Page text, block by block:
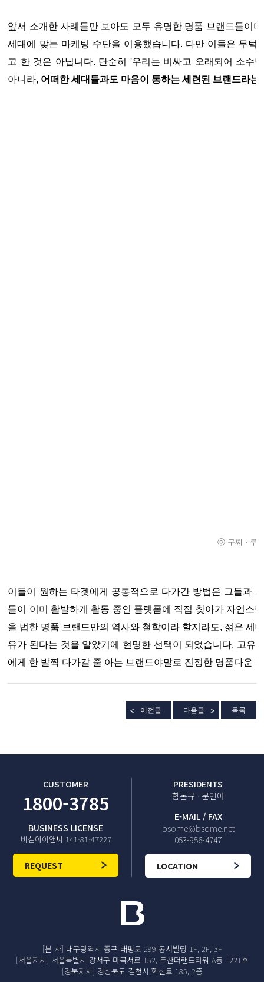
앞서 소개한 사례들만 보아도 모두 유명한 명품 브랜드들이
세대에 맞는 마케팅 수단을 이용했습니다. 다만 이들은 무턱
고 한 것은 아닙니다. 단순히 '우리는 비싸고 오래되어 소수
아니라, 어떠한 세대들과도 마음이 통하는 세련된 브랜드라는
ⓒ 구찌 · 루
이들이 원하는 타겟에게 공통적으로 다가간 방법은 그들과
들이 이미 활발하게 활동 중인 플랫폼에 직접 찾아가 자연스
을 법한 명품 브랜드만의 역사와 철학이라 할지라도, 젊은 세
유가 된다는 것을 알았기에 현명한 선택이 되었습니다. 고유
에게 한 발짝 다가갈 줄 아는 브랜드야말로 진정한 명품다운
이전글 다음글 목록
CUSTOMER
1800-3785
BUSINESS LICENSE
비섬아이앤씨 141-81-47227
REQUEST
PRESIDENTS
함돈규 · 문민아
E-MAIL / FAX
bsome@bsome.net
053-956-4747
LOCATION
[본 사] 대구광역시 중구 태평로 299 동서빌딩 1F, 2F, 3F
[서울지사] 서울특별시 강서구 마곡서로 152, 두산더랜드타워 A동 1221호
[경북지사] 경상북도 김천시 혁신로 185, 2층